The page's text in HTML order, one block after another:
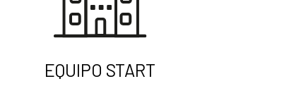
EQUIPO START